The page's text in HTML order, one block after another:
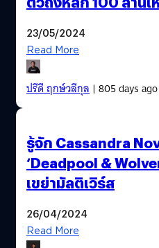
23/05/2024
Read More
ปรีดี ฤกษ์วลีกุล| 805 days ago
รู้จัก Cassandra
‘Deadpool &
เขย่ามัลติเวิร์ส
26/04/2024
Read More